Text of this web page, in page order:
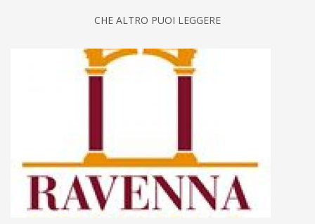
CHE ALTRO PUOI LEGGERE